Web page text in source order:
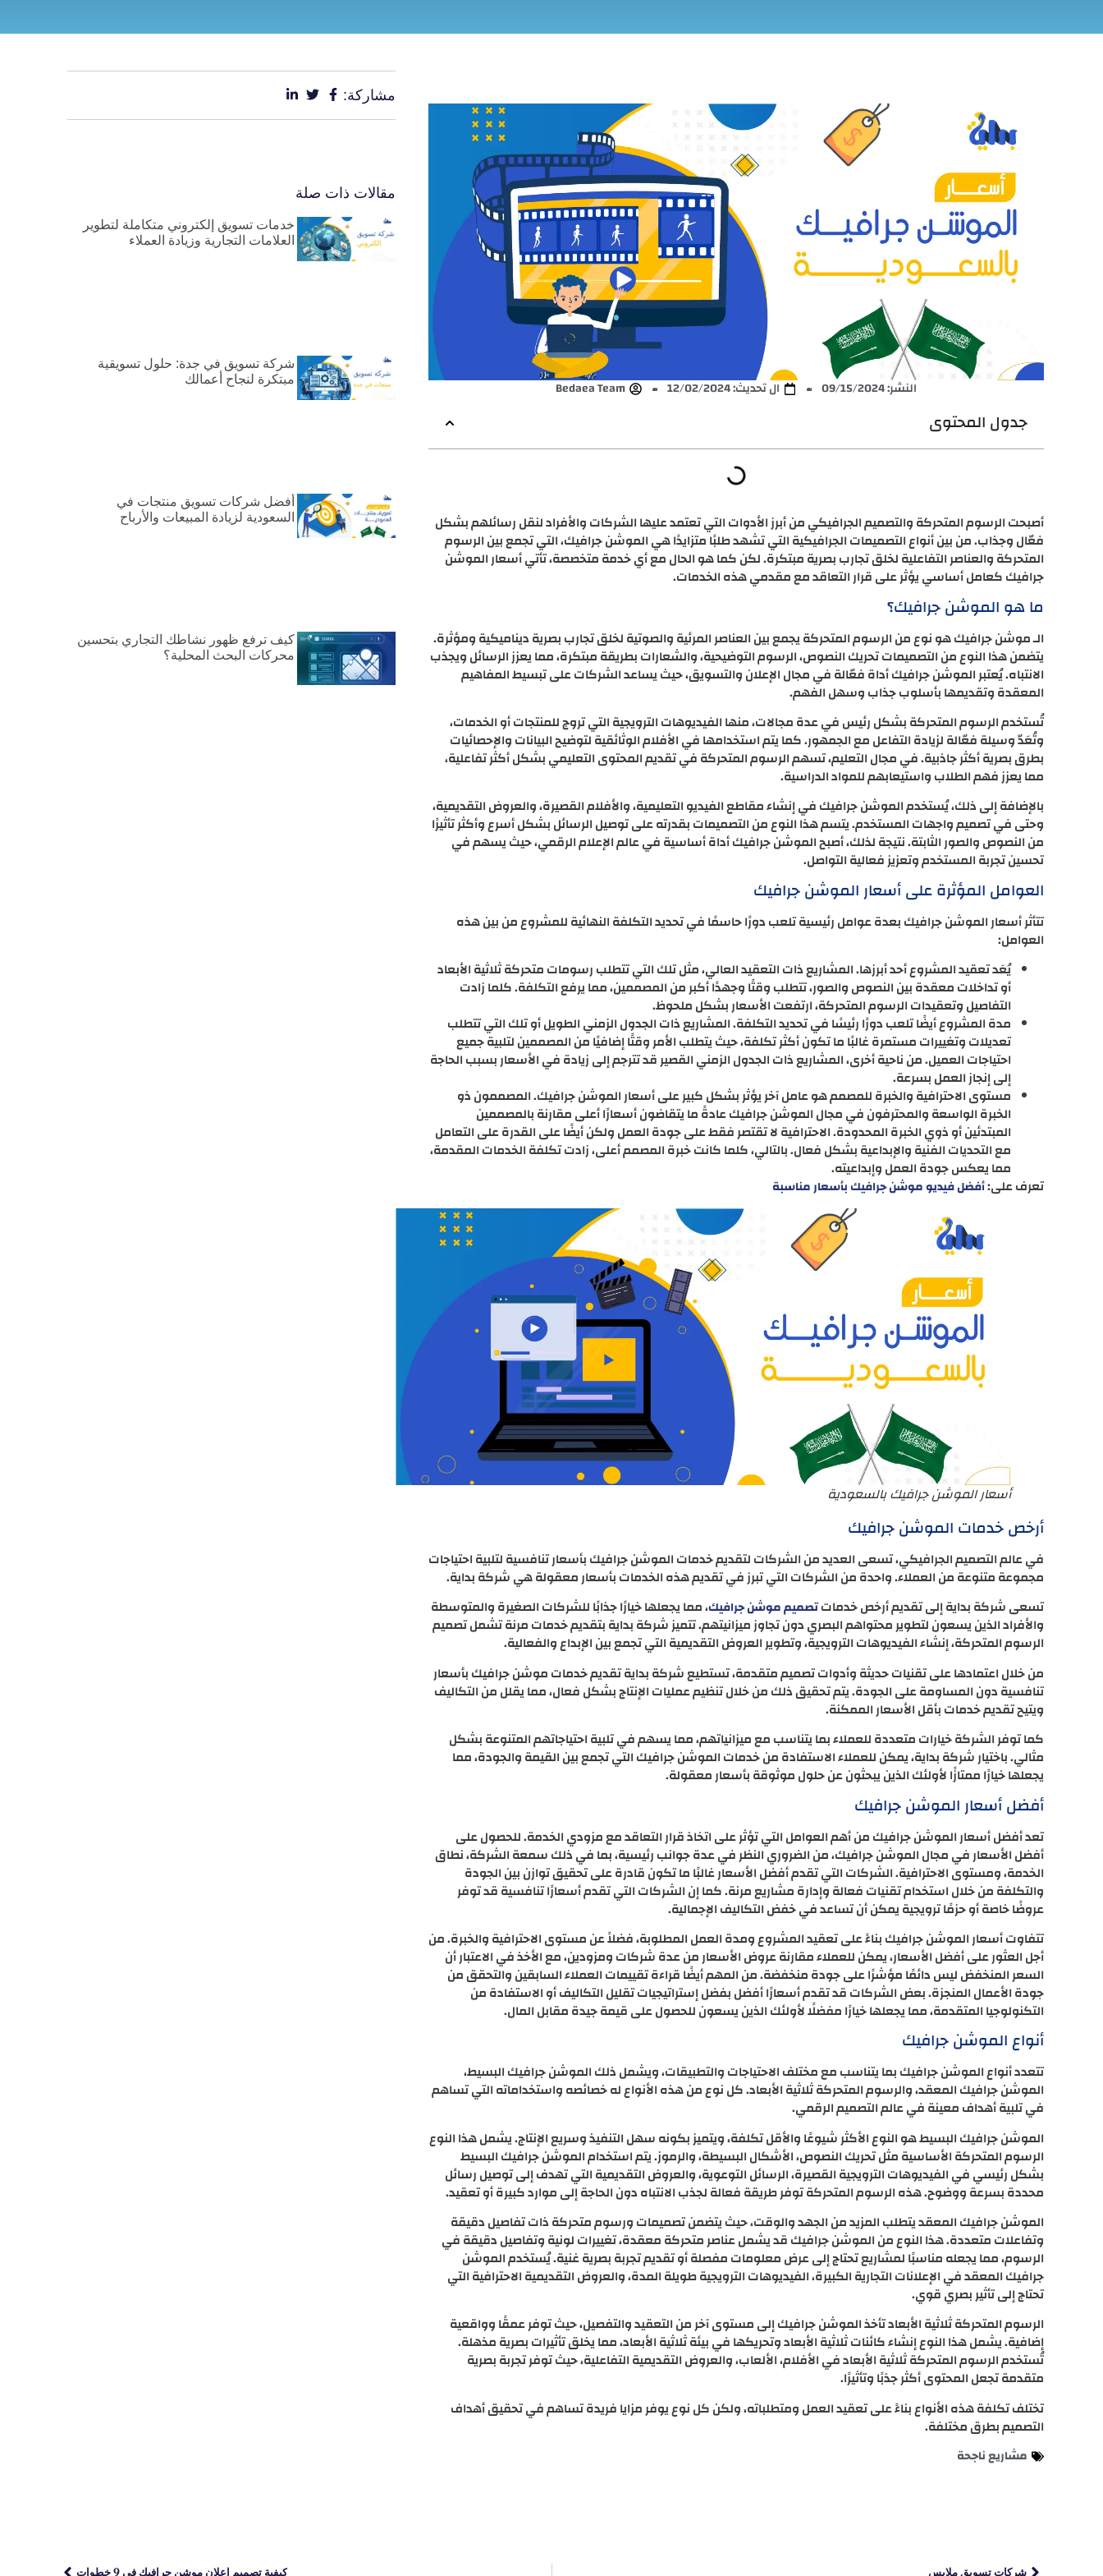
النشر:09/15/2024 ال تحديث: 12/02/2024 Bedaea Team
جدول المحتوى
أصبحت الرسوم المتحركة والتصميم الجرافيكي من أبرز الأدوات التي تعتمد عليها الشركات والأفراد لنقل رسائلهم بشكل
فعّال وجذاب. من بين أنواع التصميمات الجرافيكية التي تشهد طلبًا متزايدًا هي الموشن جرافيك، التي تجمع بين الرسوم
المتحركة والعناصر التفاعلية لخلق تجارب بصرية مبتكرة. لكن كما هو الحال مع أي خدمة متخصصة، تأتي أسعار الموشن
جرافيك كعامل أساسي يؤثر على قرار التعاقد مع مقدمي هذه الخدمات.
ما هو الموشن جرافيك؟
الـ موشن جرافيك هو نوع من الرسوم المتحركة يجمع بين العناصر المرئية والصوتية لخلق تجارب بصرية ديناميكية ومؤثرة.
يتضمن هذا النوع من التصميمات تحريك النصوص، الرسوم التوضيحية، والشعارات بطريقة مبتكرة، مما يعزز الرسائل ويجذب
الانتباه. يُعتبر الموشن جرافيك أداة فعّالة في مجال الإعلان والتسويق، حيث يساعد الشركات على تبسيط المفاهيم
المعقدة وتقديمها بأسلوب جذاب وسهل الفهم.
تُستخدم الرسوم المتحركة بشكل رئيس في عدة مجالات، منها الفيديوهات الترويجية التي تروج للمنتجات أو الخدمات،
وتُعَدّ وسيلة فعّالة لزيادة التفاعل مع الجمهور. كما يتم استخدامها في الأفلام الوثائقية لتوضيح البيانات والإحصائيات
بطرق بصرية أكثر جاذبية. في مجال التعليم، تسهم الرسوم المتحركة في تقديم المحتوى التعليمي بشكل أكثر تفاعلية،
مما يعزز فهم الطلاب واستيعابهم للمواد الدراسية.
بالإضافة إلى ذلك، يُستخدم الموشن جرافيك في إنشاء مقاطع الفيديو التعليمية، والأفلام القصيرة، والعروض التقديمية،
وحتى في تصميم واجهات المستخدم. يتسم هذا النوع من التصميمات بقدرته على توصيل الرسائل بشكل أسرع وأكثر تأثيرًا
من النصوص والصور الثابتة. نتيجة لذلك، أصبح الموشن جرافيك أداة أساسية في عالم الإعلام الرقمي، حيث يسهم في
تحسين تجربة المستخدم وتعزيز فعالية التواصل.
العوامل المؤثرة على أسعار الموشن جرافيك
تتأثر أسعار الموشن جرافيك بعدة عوامل رئيسية تلعب دورًا حاسمًا في تحديد التكلفة النهائية للمشروع من بين هذه
العوامل:
يُعَد تعقيد المشروع أحد أبرزها. المشاريع ذات التعقيد العالي، مثل تلك التي تتطلب رسومات متحركة ثلاثية الأبعاد
أو تداخلات معقدة بين النصوص والصور، تتطلب وقتًا وجهدًا أكبر من المصممين، مما يرفع التكلفة. كلما زادت
التفاصيل وتعقيدات الرسوم المتحركة، ارتفعت الأسعار بشكل ملحوظ.
مدة المشروع أيضًا تلعب دورًا رئيسًا في تحديد التكلفة. المشاريع ذات الجدول الزمني الطويل أو تلك التي تتطلب
تعديلات وتغييرات مستمرة غالبًا ما تكون أكثر تكلفة، حيث يتطلب الأمر وقتًا إضافيًا من المصممين لتلبية جميع
احتياجات العميل. من ناحية أخرى، المشاريع ذات الجدول الزمني القصير قد تترجم إلى زيادة في الأسعار بسبب الحاجة
إلى إنجاز العمل بسرعة.
مستوى الاحترافية والخبرة للمصمم هو عامل آخر يؤثر بشكل كبير على أسعار الموشن جرافيك. المصممون ذو
الخبرة الواسعة والمحترفون في مجال الموشن جرافيك عادةً ما يتقاضون أسعارًا أعلى مقارنة بالمصممين
المبتدئين أو ذوي الخبرة المحدودة. الاحترافية لا تقتصر فقط على جودة العمل ولكن أيضًا على القدرة على التعامل
مع التحديات الفنية والإبداعية بشكل فعال. بالتالي، كلما كانت خبرة المصمم أعلى، زادت تكلفة الخدمات المقدمة،
مما يعكس جودة العمل وإبداعيته.
تعرف على:أفضل فيديو موشن جرافيك بأسعار مناسبة
أسعار الموشن جرافيك بالسعودية
أرخص خدمات الموشن جرافيك
في عالم التصميم الجرافيكي، تسعى العديد من الشركات لتقديم خدمات الموشن جرافيك بأسعار تنافسية لتلبية احتياجات
مجموعة متنوعة من العملاء. واحدة من الشركات التي تبرز في تقديم هذه الخدمات بأسعار معقولة هي شركة بداية.
تسعى شركة بداية إلى تقديم أرخص خدماتتصميم موشن جرافيك، مما يجعلها خيارًا جذابًا للشركات الصغيرة والمتوسطة
والأفراد الذين يسعون لتطوير محتواهم البصري دون تجاوز ميزانيتهم. تتميز شركة بداية بتقديم خدمات مرنة تشمل تصميم
الرسوم المتحركة، إنشاء الفيديوهات الترويجية، وتطوير العروض التقديمية التي تجمع بين الإبداع والفعالية.
من خلال اعتمادها على تقنيات حديثة وأدوات تصميم متقدمة، تستطيع شركة بداية تقديم خدمات موشن جرافيك بأسعار
تنافسية دون المساومة على الجودة. يتم تحقيق ذلك من خلال تنظيم عمليات الإنتاج بشكل فعال، مما يقلل من التكاليف
ويتيح تقديم خدمات بأقل الأسعار الممكنة.
كما توفر الشركة خيارات متعددة للعملاء بما يتناسب مع ميزانياتهم، مما يسهم في تلبية احتياجاتهم المتنوعة بشكل
مثالي. باختيار شركة بداية، يمكن للعملاء الاستفادة من خدمات الموشن جرافيك التي تجمع بين القيمة والجودة، مما
يجعلها خيارًا ممتازًا لأولئك الذين يبحثون عن حلول موثوقة بأسعار معقولة.
أفضل أسعار الموشن جرافيك
تعد أفضل أسعار الموشن جرافيك من أهم العوامل التي تؤثر على اتخاذ قرار التعاقد مع مزودي الخدمة. للحصول على
أفضل الأسعار في مجال الموشن جرافيك، من الضروري النظر في عدة جوانب رئيسية، بما في ذلك سمعة الشركة، نطاق
الخدمة، ومستوى الاحترافية. الشركات التي تقدم أفضل الأسعار غالبًا ما تكون قادرة على تحقيق توازن بين الجودة
والتكلفة من خلال استخدام تقنيات فعالة وإدارة مشاريع مرنة. كما إن الشركات التي تقدم أسعارًا تنافسية قد توفر
عروضًا خاصة أو حزمًا ترويجية يمكن أن تساعد في خفض التكاليف الإجمالية.
تتفاوت أسعار الموشن جرافيك بناءً على تعقيد المشروع ومدة العمل المطلوبة، فضلاً عن مستوى الاحترافية والخبرة. من
أجل العثور على أفضل الأسعار، يمكن للعملاء مقارنة عروض الأسعار من عدة شركات ومزودين، مع الأخذ في الاعتبار أن
السعر المنخفض ليس دائمًا مؤشرًا على جودة منخفضة. من المهم أيضًا قراءة تقييمات العملاء السابقين والتحقق من
جودة الأعمال المنجزة. بعض الشركات قد تقدم أسعارًا أفضل بفضل إستراتيجيات تقليل التكاليف أو الاستفادة من
التكنولوجيا المتقدمة، مما يجعلها خيارًا مفضلًا لأولئك الذين يسعون للحصول على قيمة جيدة مقابل المال.
أنواع الموشن جرافيك
تتعدد أنواع الموشن جرافيك بما يتناسب مع مختلف الاحتياجات والتطبيقات، ويشمل ذلك الموشن جرافيك البسيط،
الموشن جرافيك المعقد، والرسوم المتحركة ثلاثية الأبعاد. كل نوع من هذه الأنواع له خصائصه واستخداماته التي تساهم
في تلبية أهداف معينة في عالم التصميم الرقمي.
الموشن جرافيك البسيط هو النوع الأكثر شيوعًا والأقل تكلفة، ويتميز بكونه سهل التنفيذ وسريع الإنتاج. يشمل هذا النوع
الرسوم المتحركة الأساسية مثل تحريك النصوص، الأشكال البسيطة، والرموز. يتم استخدام الموشن جرافيك البسيط
بشكل رئيسي في الفيديوهات الترويجية القصيرة، الرسائل التوعوية، والعروض التقديمية التي تهدف إلى توصيل رسائل
محددة بسرعة ووضوح. هذه الرسوم المتحركة توفر طريقة فعالة لجذب الانتباه دون الحاجة إلى موارد كبيرة أو تعقيد.
الموشن جرافيك المعقد يتطلب المزيد من الجهد والوقت، حيث يتضمن تصميمات ورسوم متحركة ذات تفاصيل دقيقة
وتفاعلات متعددة. هذا النوع من الموشن جرافيك قد يشمل عناصر متحركة معقدة، تغييرات لونية وتفاصيل دقيقة في
الرسوم، مما يجعله مناسبًا لمشاريع تحتاج إلى عرض معلومات مفصلة أو تقديم تجربة بصرية غنية. يُستخدم الموشن
جرافيك المعقد في الإعلانات التجارية الكبيرة، الفيديوهات الترويجية طويلة المدة، والعروض التقديمية الاحترافية التي
تحتاج إلى تأثير بصري قوي.
الرسوم المتحركة ثلاثية الأبعاد تأخذ الموشن جرافيك إلى مستوى آخر من التعقيد والتفصيل، حيث توفر عمقًا وواقعية
إضافية. يشمل هذا النوع إنشاء كائنات ثلاثية الأبعاد وتحريكها في بيئة ثلاثية الأبعاد، مما يخلق تأثيرات بصرية مذهلة.
تُستخدم الرسوم المتحركة ثلاثية الأبعاد في الأفلام، الألعاب، والعروض التقديمية التفاعلية، حيث توفر تجربة بصرية
متقدمة تجعل المحتوى أكثر جذبًا وتأثيرًا.
تختلف تكلفة هذه الأنواع بناءً على تعقيد العمل ومتطلباته، ولكن كل نوع يوفر مزايا فريدة تساهم في تحقيق أهداف
التصميم بطرق مختلفة.
مشاريع ناجحة
مشاركة:
مقالات ذات صلة
خدمات تسويق إلكتروني متكاملة لتطوير
العلامات التجارية وزيادة العملاء
شركة تسويق في جدة: حلول تسويقية
مبتكرة لنجاح أعمالك
أفضل شركات تسويق منتجات في
السعودية لزيادة المبيعات والأرباح
كيف ترفع ظهور نشاطك التجاري بتحسين
محركات البحث المحلية؟
شركات تسويق ملابس كيفية تصميم إعلان موشن جرافيك في 9 خطوات